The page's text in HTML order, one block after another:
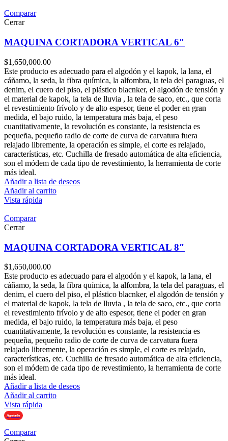
Comparar
Cerrar
MAQUINA CORTADORA VERTICAL 6″
$1,650,000.00
Este producto es adecuado para el algodón y el kapok, la lana, el
cáñamo, la seda, la fibra química, la alfombra, la tela del paraguas, el
denim, el cuero del piso, el plástico blacnker, el algodón de tensión y
el material de kapok, la tela de lluvia , la tela de saco, etc., que corta
el revestimiento frívolo y de alto espesor, tiene el poder en gran
medida, el bajo ruido, la temperatura más baja, el peso
cuantitativamente, la revolución es constante, la resistencia es
pequeña, pequeño radio de corte de curva de carvatura fuera
relajado libremente, la operación es simple, el corte es relajado,
características, etc. Cuchilla de fresado automática de alta eficiencia,
son el módem de cada tipo de revestimiento, la herramienta de corte
más ideal.
Añadir a lista de deseos
Añadir al carrito
Vista rápida
Comparar
Cerrar
MAQUINA CORTADORA VERTICAL 8″
$1,650,000.00
Este producto es adecuado para el algodón y el kapok, la lana, el
cáñamo, la seda, la fibra química, la alfombra, la tela del paraguas, el
denim, el cuero del piso, el plástico blacnker, el algodón de tensión y
el material de kapok, la tela de lluvia , la tela de saco, etc., que corta
el revestimiento frívolo y de alto espesor, tiene el poder en gran
medida, el bajo ruido, la temperatura más baja, el peso
cuantitativamente, la revolución es constante, la resistencia es
pequeña, pequeño radio de corte de curva de carvatura fuera
relajado libremente, la operación es simple, el corte es relajado,
características, etc. Cuchilla de fresado automática de alta eficiencia,
son el módem de cada tipo de revestimiento, la herramienta de corte
más ideal.
Añadir a lista de deseos
Añadir al carrito
Vista rápida
Agotado
Comparar